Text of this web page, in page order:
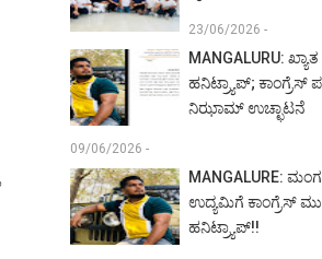
23/06/2026 -
MANGALURU:
ಹನಿಟ್ರ್ಯಾಪ್; ಕಾಂಗ್ರೆಸ್
ನಿಝಾಮ್ ಉಚ್ಛಾಟನೆ
09/06/2026 -
MANGALURE:
ಉದ್ಯಮಿಗೆ ಕಾಂಗ್ರೆಸ್
ಹನಿಟ್ರ್ಯಾಪ್!!